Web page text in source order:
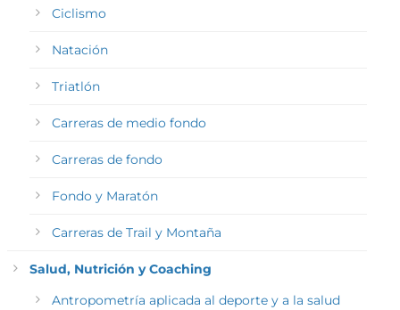
Ciclismo
Natación
Triatlón
Carreras de medio fondo
Carreras de fondo
Fondo y Maratón
Carreras de Trail y Montaña
Salud, Nutrición y Coaching
Antropometría aplicada al deporte y a la salud